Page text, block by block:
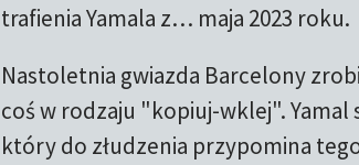
trafienia Yamala z… maja 2023 roku.
Nastoletnia gwiazda Barcelony
coś w rodzaju "kopiuj-wklej". Yamal
który do złudzenia przypomina